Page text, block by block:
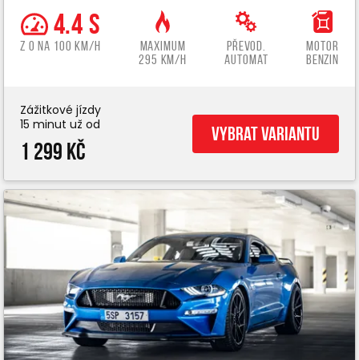
4.4 s
z 0 na 100 km/h
Maximum
295 km/h
Převod.
automat
Motor
benzin
Zážitkové jízdy
15 minut už od
1 299 Kč
Vybrat variantu